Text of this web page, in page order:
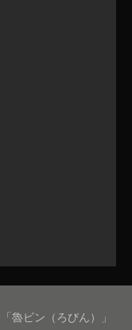
魯ビン（ろびん）」